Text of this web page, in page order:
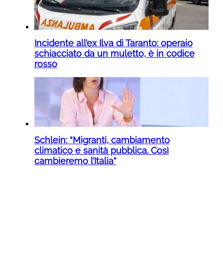
Incidente all’ex Ilva di Taranto: operaio
schiacciato da un muletto, è in codice
rosso
Schlein: “Migranti, cambiamento
climatico e sanità pubblica. Così
cambieremo l’Italia”